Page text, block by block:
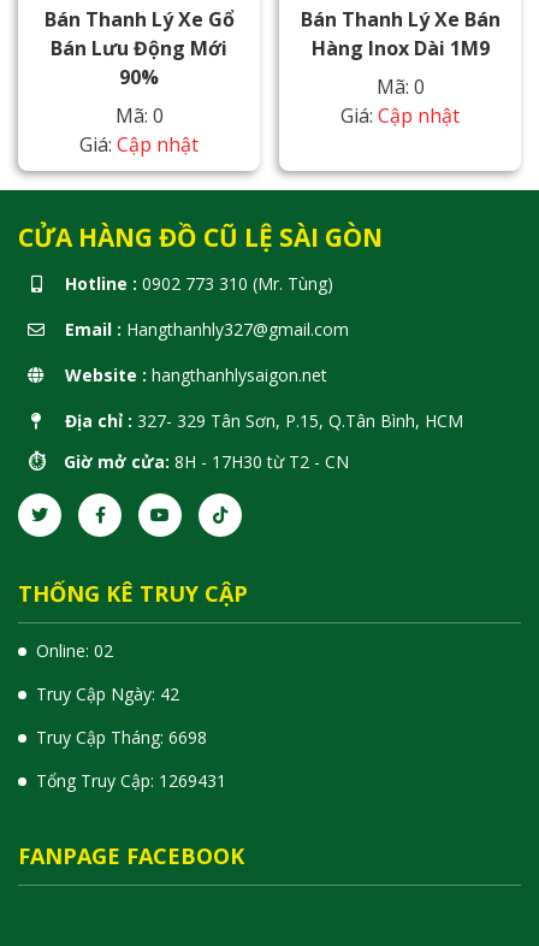
Bán Thanh Lý Xe Gổ
Bán Lưu Động Mới
90%
Mã: 0
Giá: Cập nhật
Bán Thanh Lý Xe Bán
Hàng Inox Dài 1M9
Mã: 0
Giá: Cập nhật
CỬA HÀNG ĐỒ CŨ LỆ SÀI GÒN
Hotline : 0902 773 310 (Mr. Tùng)
Email : Hangthanhly327@gmail.com
Website : hangthanhlysaigon.net
Địa chỉ : 327- 329 Tân Sơn, P.15, Q.Tân Bình, HCM
⏱️ Giờ mở cửa: 8H - 17H30 từ T2 - CN
THỐNG KÊ TRUY CẬP
Online: 02
Truy Cập Ngày: 42
Truy Cập Tháng: 6698
Tổng Truy Cập: 1 269431
FANPAGE FACEBOOK